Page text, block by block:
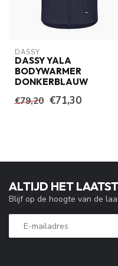
DASSY
DASSY YALA
BODYWARMER
DONKERBLAUW
€79,20 €71,30
ALTIJD HET
Blijf op de hoogte van de